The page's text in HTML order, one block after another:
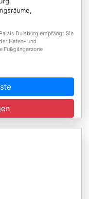
Duisburg empfängt Sie
Hafen- und
Fußgängerzone